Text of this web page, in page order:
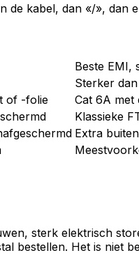
de kabel, dan «/»,
Beste EMI,
Sterker
of -folie
Cat 6A met
Klassieke
Extra
sterk elektrisch
bestellen. Het is